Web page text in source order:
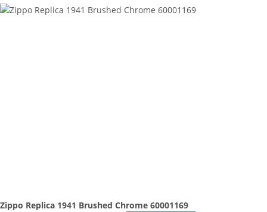
Zippo Replica 1941 Brushed Chrome 60001169